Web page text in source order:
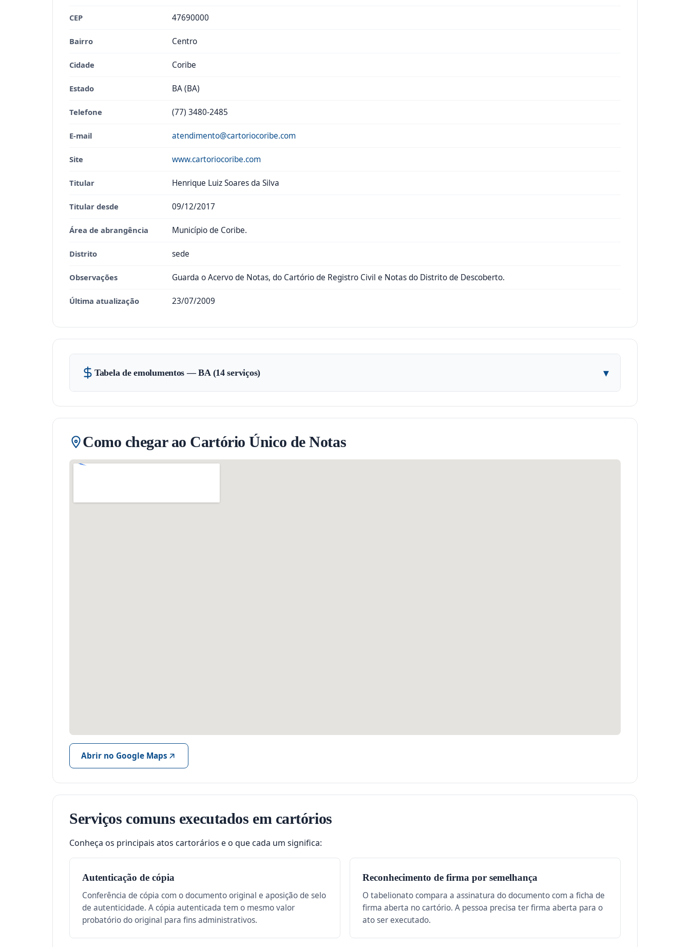
CEP 47690000
Bairro Centro
Cidade Coribe
Estado BA (BA)
Telefone (77) 3480-2485
E-mail atendimento@cartoriocoribe.com
Site www.cartoriocoribe.com
Titular Henrique Luiz Soares da Silva
Titular desde 09/12/2017
Área de abrangência Município de Coribe.
Distrito sede
Observações Guarda o Acervo de Notas, do Cartório de Registro Civil e Notas do Distrito de Descoberto.
Última atualização 23/07/2009
Tabela de emolumentos — BA (14 serviços) ▾
Como chegar ao Cartório Único de Notas
Abrir no Google Maps
Serviços comuns executados em cartórios
Conheça os principais atos cartorários e o que cada um significa:
Autenticação de cópia
Conferência de cópia com o documento original e aposição de selo
de autenticidade. A cópia autenticada tem o mesmo valor
probatório do original para fins administrativos.
Reconhecimento de firma por semelhança
O tabelionato compara a assinatura do documento com a ficha de
firma aberta no cartório. A pessoa precisa ter firma aberta para o
ato ser executado.